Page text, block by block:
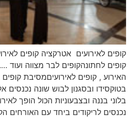
קופים לאירועים אטרקציה קופים
קופים לחתונהקופים לבר מצווה
האירוע , קופים לאירועיםמסיבת
בטוקסידו ובסגנון לבוש שונה נכנסים
בלוני בננה ובצבעוניות הכול הופך
נכנסים לריקודים ביחד עם האורחים